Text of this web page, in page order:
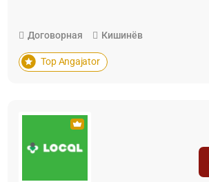
Договорная Кишинёв
Top Angajator